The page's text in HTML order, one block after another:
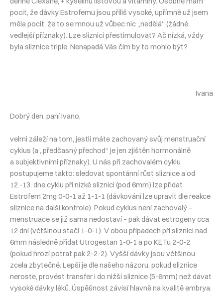
pocit, že dávky Estrofemu jsou příliš vysoké, upřímně už jsem
měla pocit, že to se mnou už vůbec nic „nedělá“ (žádné
vedlejší příznaky). Lze sliznici přestimulovat? Ač nízká, vždy
byla sliznice triple. Nenapadá Vás čím by to mohlo být?
Ivana
Dobrý den, paní Ivano,
velmi záleží na tom, jestli máte zachovaný svůj menstruační
cyklus (a „předčasný přechod“ je jen zjištěn hormonálně
a subjektivními příznaky). U nás při zachovalém cyklu
postupujeme takto: sledovat spontánní růst sliznice a od
12.-13. dne cyklu při nízké sliznici (pod 6mm) lze přidat
Estrofem 2mg 0-0-1 až 1-1-1 (dávkování lze upravit dle reakce
sliznice na další kontrole). Pokud cyklus není zachovalý –
menstruace se již sama nedostaví – pak dávat estrogeny cca
12 dní (většinou stačí 1-0-1). V obou případech při sliznici nad
6mm následně přidat Utrogestan 1-0-1 a po KETu 2-0-2
(pokud hrozí potrat pak 2-2-2). Vyšší dávky jsou většinou
zcela zbytečné. Lepší je dle našeho názoru, pokud sliznice
neroste, provést transfer i do nižší sliznice (5-6mm) než dávat
vysoké dávky léků. Úspěšnost závisí hlavně na kvalitě embrya.